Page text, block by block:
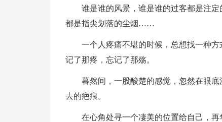
谁是谁的风景，谁是谁的过客都是注
都是指尖划落的尘烟……
一个人疼痛不堪的时候，总想找一种
记了那疼，忘记了那殇。
暮然间，一股酸楚的感觉，忽然在眼
去的疤痕。
在心角处寻一个凄美的位置给自己，